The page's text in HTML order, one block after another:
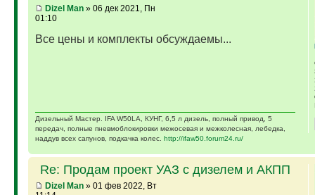
Dizel Man» 06 дек 2021, Пн
01:10
Все цены и комплекты обсуждаемы...
Дизельный Мастер. IFA W50LA, КУНГ, 6,5 л дизель, полный привод, 5
передач, полные пневмоблокировки межосевая и межколесная, лебедка,
наддув всех сапунов, подкачка колес. http://ifaw50.forum24.ru/
Re: Продам проект УАЗ с дизелем и АКПП
Dizel Man» 01 фев 2022, Вт